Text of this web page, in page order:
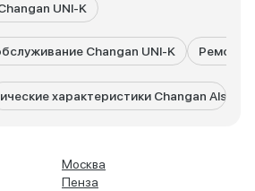
UNI-K
Changan UNI-K Ремонт
характеристики Changan Alsvin
Москва
Пенза